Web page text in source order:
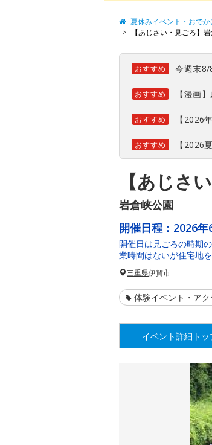
夏休みイベント・おで
【あじさい・見ごろ】
おすすめ 今週末8/
おすすめ 【漫画
おすすめ 【2026
おすすめ 【2026
【あじさ
岩倉峡公園
開催日程： 2026
開催日は見ごろの時期
業時間はないが住宅地
三重県伊賀市
体験イベント・アク
イベント詳細 ト